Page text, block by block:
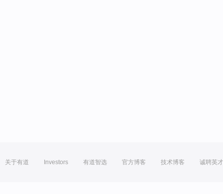
关于有道 Investors 有道智选 官方博客 技术博客 诚聘英才